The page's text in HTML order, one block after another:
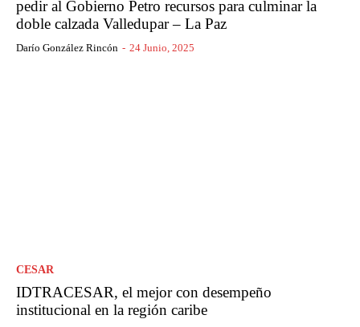
pedir al Gobierno Petro recursos para culminar la
doble calzada Valledupar – La Paz
Darío González Rincón - 24 Junio, 2025
CESAR
IDTRACESAR, el mejor con desempeño
institucional en la región caribe